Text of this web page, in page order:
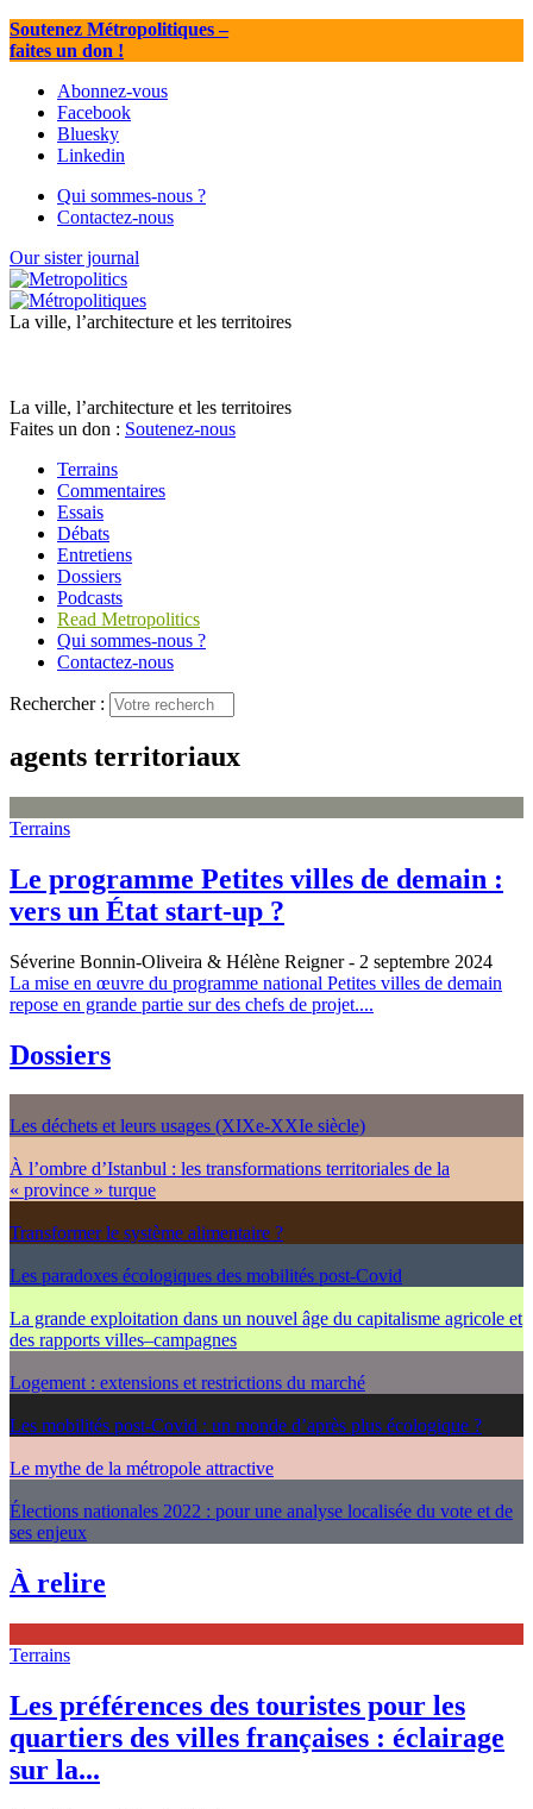
Soutenez Métropolitiques–
faites un don !
Abonnez-vous
Facebook
Bluesky
Linkedin
Qui sommes-nous ?
Contactez-nous
Our sister journal
La ville, l’architecture et les territoires
La ville, l’architecture et les territoires
Faites un don : Soutenez-nous
Terrains
Commentaires
Essais
Débats
Entretiens
Dossiers
Podcasts
Read Metropolitics
Qui sommes-nous ?
Contactez-nous
Rechercher :
agents territoriaux
Terrains
Le programme Petites villes de demain :
vers un État start-up ?
Séverine Bonnin-Oliveira & Hélène Reigner- 2 septembre 2024
La mise en œuvre du programme national Petites villes de demain
repose en grande partie sur des chefs de projet....
Dossiers
Les déchets et leurs usages (XIXe-XXIe siècle)
À l’ombre d’Istanbul : les transformations territoriales de la
« province » turque
Transformer le système alimentaire ?
Les paradoxes écologiques des mobilités post-Covid
La grande exploitation dans un nouvel âge du capitalisme agricole et
des rapports villes–campagnes
Logement : extensions et restrictions du marché
Les mobilités post-Covid : un monde d’après plus écologique ?
Le mythe de la métropole attractive
Élections nationales 2022 : pour une analyse localisée du vote et de
ses enjeux
À relire
Terrains
Les préférences des touristes pour les
quartiers des villes françaises : éclairage
sur la...